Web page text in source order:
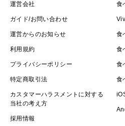
運営会社
ガイド/お問い合わせ
運営からのお知らせ
利用規約
プライバシーポリシー
特定商取引法
カスタマーハラスメントに対する
当社の考え方
採用情報
食
食
食
食
食